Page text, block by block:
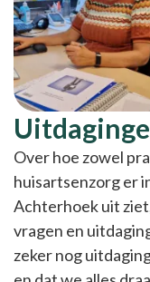
Over hoe zowel
huisartsenzorg er
Achterhoek uit
vragen en
zeker nog